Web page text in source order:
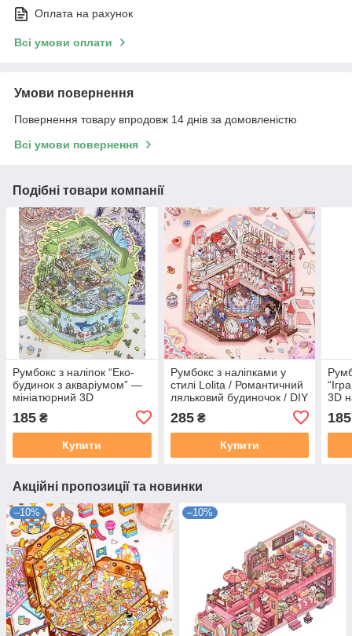
Оплата на рахунок
Всі умови оплати
Умови повернення
Повернення товару впродовж 14 днів за домовленістю
Всі умови повернення
Подібні товари компанії
Румбокс з наліпок “Еко-
будинок з акваріумом” —
мініатюрний 3D
паперовий румбокс,
антистрес, конструктор
185 ₴
Купити
Румбокс з наліпками у
стилі Lolita / Романтичний
ляльковий будиночок / DIY
стікери, антистрес,
творчість
285₴
Купити
3D
185
Акційні пропозиції та новинки
–10% –10%